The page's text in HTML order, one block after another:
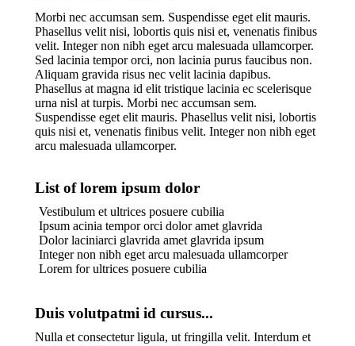
Morbi nec accumsan sem. Suspendisse eget elit mauris.
Phasellus velit nisi, lobortis quis nisi et, venenatis finibus
velit. Integer non nibh eget arcu malesuada ullamcorper.
Sed lacinia tempor orci, non lacinia purus faucibus non.
Aliquam gravida risus nec velit lacinia dapibus.
Phasellus at magna id elit tristique lacinia ec scelerisque
urna nisl at turpis. Morbi nec accumsan sem.
Suspendisse eget elit mauris. Phasellus velit nisi, lobortis
quis nisi et, venenatis finibus velit. Integer non nibh eget
arcu malesuada ullamcorper.
List of lorem ipsum dolor
Vestibulum et ultrices posuere cubilia
Ipsum acinia tempor orci dolor amet glavrida
Dolor laciniarci glavrida amet glavrida ipsum
Integer non nibh eget arcu malesuada ullamcorper
Lorem for ultrices posuere cubilia
Duis volutpatmi id cursus...
Nulla et consectetur ligula, ut fringilla velit. Interdum et